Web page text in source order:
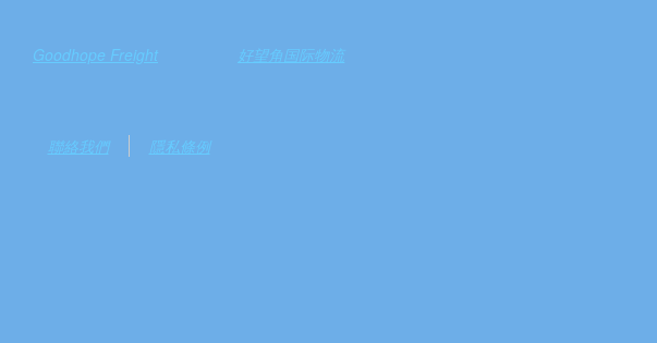
Goodhope Freight
好望角国际物流
聯絡我們 隱私條例